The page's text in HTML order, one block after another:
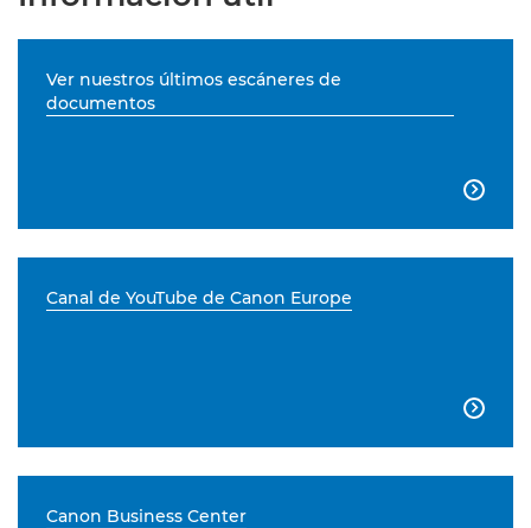
Ver nuestros últimos escáneres de
documentos

Canal de YouTube de Canon Europe

Canon Business Center